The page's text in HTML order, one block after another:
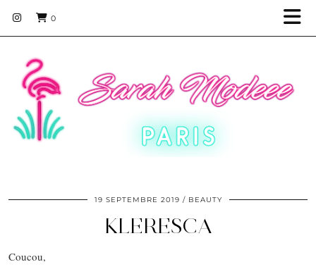
0
19 SEPTEMBRE 2019 BEAUTY
KLERESCA
Coucou,